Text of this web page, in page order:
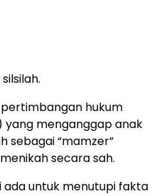
hukum
yang menganggap anak
sebagai “mamzer”
secara sah.
ada untuk menutupi fakta